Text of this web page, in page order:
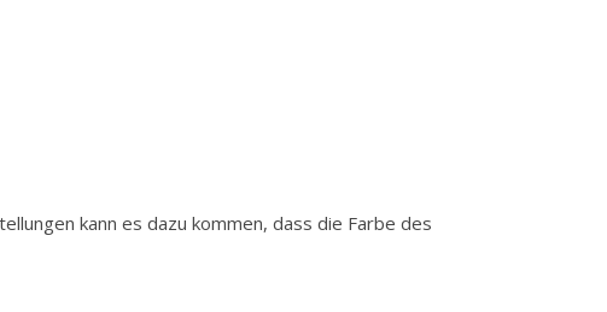
kann es dazu kommen, dass die Farbe des